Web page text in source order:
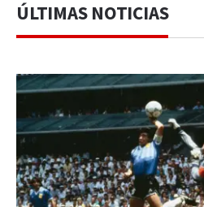
ÚLTIMAS NOTICIAS